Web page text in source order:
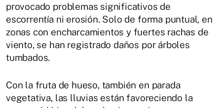
provocado problemas significativos de
escorrentía ni erosión. Solo de forma puntual, en
zonas con encharcamientos y fuertes rachas de
viento, se han registrado daños por árboles
tumbados.
Con la fruta de hueso, también en parada
vegetativa, las lluvias están favoreciendo la